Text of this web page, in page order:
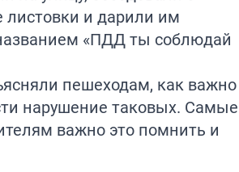
листовки и дарили им
«ПДД ты соблюдай
пешеходам, как важно
нарушение таковых. Самые
важно это помнить и